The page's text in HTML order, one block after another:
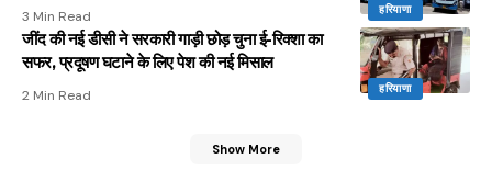
हरियाणा
3 Min Read
हरियाणा
जींद की नई डीसी ने सरकारी गाड़ी छोड़ चुना ई-रिक्शा का
सफर, प्रदूषण घटाने के लिए पेश की नई मिसाल
2 Min Read
Show More